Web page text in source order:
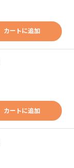
カートに追加
カートに追加